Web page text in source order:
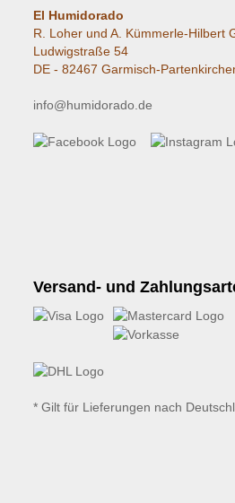
El Humidorado
R. Loher und A. Kümmerle-Hilbert
Ludwigstraße 54
DE - 82467 Garmisch-
info@humidorado.de
Versand- und
* Gilt für Lieferungen nach